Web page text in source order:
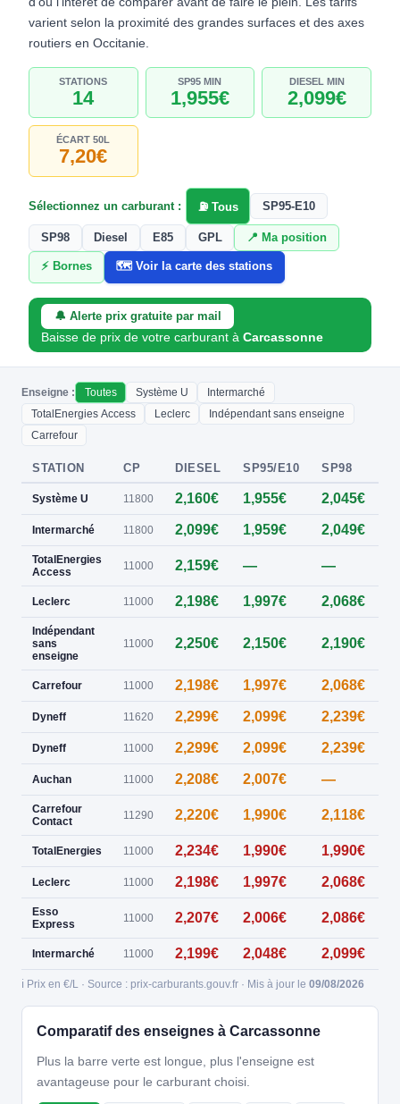
varient selon la proximité des grandes surfaces et des axes
routiers en Occitanie.
STATIONS
14
SP95 MIN
1,955€
DIESEL MIN
2,099€
ÉCART 50L
7,20€
Sélectionnez un carburant : ⛽ Tous SP95-E10
SP98 Diesel E85 GPL 📍 Ma position
⚡ Bornes 🗺️ Voir la carte des stations
🔔 Alerte prix gratuite par mail
Baisse de prix de votre carburant àCarcassonne
Enseigne : Toutes Système U
Intermarché
TotalEnergies Access
Leclerc
Indépendant sans enseigne
Carrefour
STATION CP DIESEL SP95/E10 SP98
Système U 11800 2,160€ 1,955€ 2,045€
Intermarché 11800 2,099€ 1,959€ 2,049€
TotalEnergies
Access
11000 2,159€ — —
Leclerc 11000 2,198€ 1,997€ 2,068€
Indépendant
sans
enseigne
11000 2,250€ 2,150€ 2,190€
Carrefour 11000 2,198€ 1,997€ 2,068€
Dyneff 11620 2,299€ 2,099€ 2,239€
Dyneff 11000 2,299€ 2,099€ 2,239€
Auchan 11000 2,208€ 2,007€ —
Carrefour
Contact
11290 2,220€ 1,990€ 2,118€
TotalEnergies 11000 2,234€ 1,990€ 1,990€
Leclerc 11000 2,198€ 1,997€ 2,068€
Esso
Express
11000 2,207€ 2,006€ 2,086€
Intermarché 11000 2,199€ 2,048€ 2,099€
ℹ️ Prix en €/L · Source : prix-carburants.gouv.fr · Mis à jour le 09/08/2026
Comparatif des enseignes à Carcassonne
Plus la barre verte est longue, plus l'enseigne est
avantageuse pour le carburant choisi.